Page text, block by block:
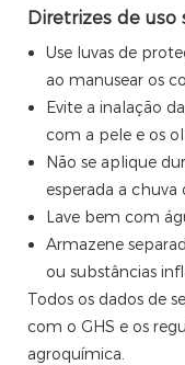
Diretrizes de uso
Use luvas de
ao manusear os
Evite a inalação
com a pele e os
Não se aplique
esperada a chuva
Lave bem com
Armazene
ou substâncias
Todos os dados de
com o GHS e os
agroquímica.